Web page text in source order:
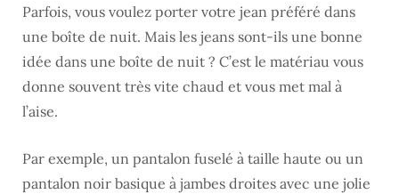
Parfois, vous voulez porter votre jean préféré dans
une boîte de nuit. Mais les jeans sont-ils une bonne
idée dans une boîte de nuit ? C’est le matériau vous
donne souvent très vite chaud et vous met mal à
l’aise.
Par exemple, un pantalon fuselé à taille haute ou un
pantalon noir basique à jambes droites avec une jolie